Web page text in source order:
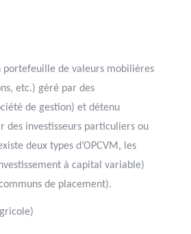
portefeuille de valeurs mobilières
etc.) géré par des
de gestion) et détenu
des investisseurs particuliers ou
deux types d’OPCVM, les
à capital variable)
de placement).